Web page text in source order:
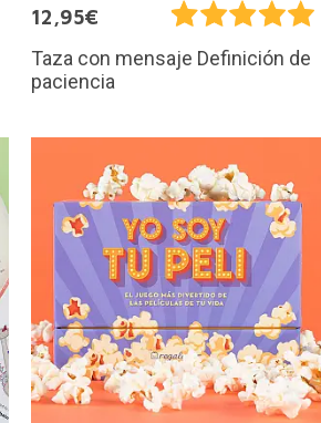
12,95€
Taza con mensaje Definición de
paciencia